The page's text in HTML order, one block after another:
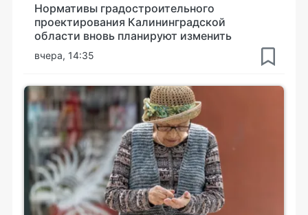
Нормативы градостроительного
проектирования Калининградской
области вновь планируют изменить
вчера, 14:35